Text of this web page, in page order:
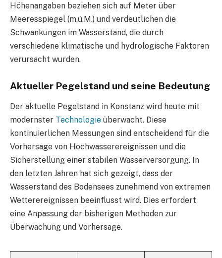
Höhenangaben beziehen sich auf Meter über
Meeresspiegel (m.ü.M.) und verdeutlichen die
Schwankungen im Wasserstand, die durch
verschiedene klimatische und hydrologische Faktoren
verursacht wurden.
Aktueller Pegelstand und seine Bedeutung
Der aktuelle Pegelstand in Konstanz wird heute mit
modernster Technologie überwacht. Diese
kontinuierlichen Messungen sind entscheidend für die
Vorhersage von Hochwasserereignissen und die
Sicherstellung einer stabilen Wasserversorgung. In
den letzten Jahren hat sich gezeigt, dass der
Wasserstand des Bodensees zunehmend von extremen
Wetterereignissen beeinflusst wird. Dies erfordert
eine Anpassung der bisherigen Methoden zur
Überwachung und Vorhersage.